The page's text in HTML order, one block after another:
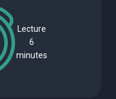
Lecture
6
minutes